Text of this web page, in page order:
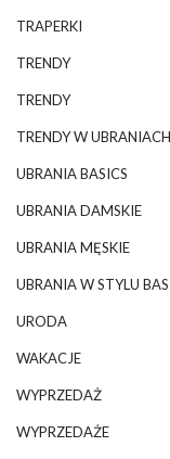
TRAPERKI
TRENDY
TRENDY
TRENDY W UBRANIACH
UBRANIA BASICS
UBRANIA DAMSKIE
UBRANIA MĘSKIE
UBRANIA W STYLU
URODA
WAKACJE
WYPRZEDAŻ
WYPRZEDAŻE